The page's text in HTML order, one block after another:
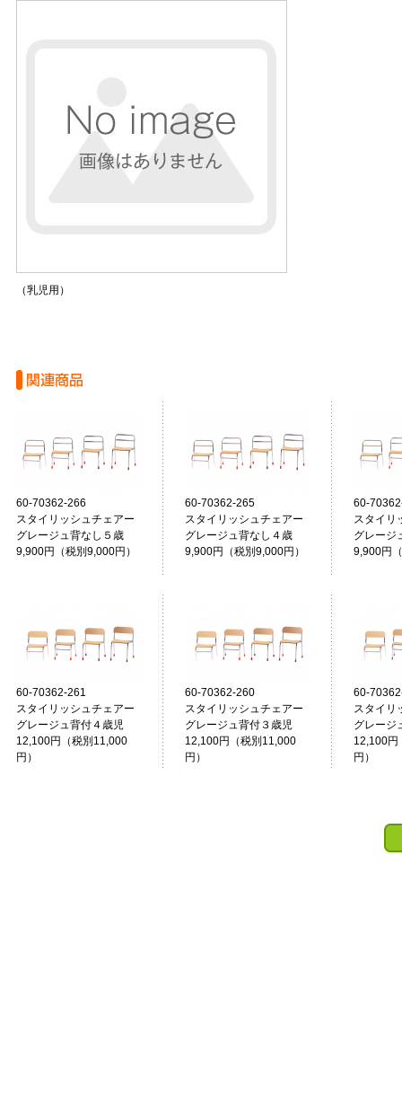
（乳児用）
60-70362-266
スタイリッシュチェアー
グレージュ背なし５歳
9,900円（税別9,000円）
60-70362-265
スタイリッシュチェアー
グレージュ背なし４歳
9,900円（税別9,000円）
60-
スタイリ
グレー
9,900円
60-70362-261
スタイリッシュチェアー
グレージュ背付４歳児
12,100円（税別11,000
円）
60-70362-260
スタイリッシュチェアー
グレージュ背付３歳児
12,100円（税別11,000
円）
60-
スタイリ
グレー
12,100円
円）